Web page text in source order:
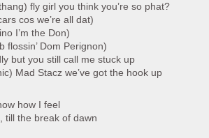
fly girl you think you’re so phat?
cos we’re all dat)
I’m the Don)
flossin’ Dom Perignon)
but you still call me stuck up
Mad Stacz we’ve got the hook up
how I feel
till the break of dawn